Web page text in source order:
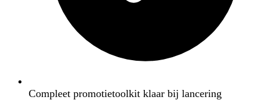
Compleet promotietoolkit klaar bij lancering